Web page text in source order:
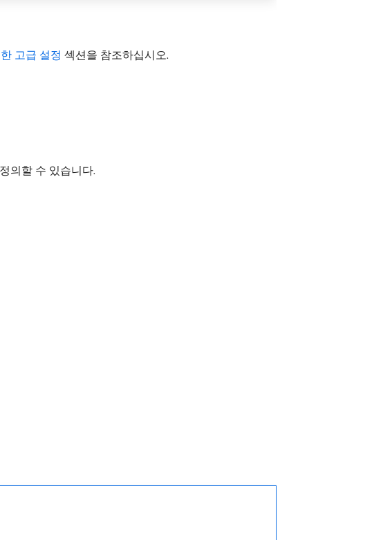
고급 설정 섹션을 참조하십시오.
의할 수 있습니다.